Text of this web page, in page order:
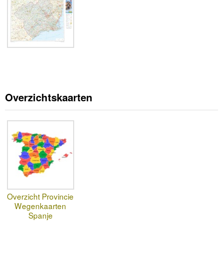
Overzichtskaarten
Overzicht Provincie
Wegenkaarten
Spanje